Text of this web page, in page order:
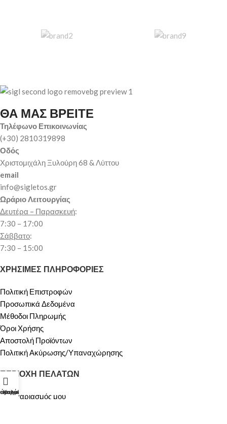
ΘΑ ΜΑΣ ΒΡΕΙΤΕ
Τηλέφωνο Επικοινωνίας
(+30) 2810319898
Οδός
Χριστομιχάλη Ξυλούρη 68 & Λύττου
email
info@sigletos.gr
Ωράριο Λειτουργίας
Δευτέρα – Παρασκευή:
7:30 – 17:00
Σάββατο:
7:30 – 15:00
ΧΡΗΣΙΜΕΣ ΠΛΗΡΟΦΟΡΙΕΣ
Πολιτική Επιστροφών
Προσωπικά Δεδομένα
Μέθοδοι Πληρωμής
Όροι Χρήσης
Αποστολή Προϊόντων
Πολιτική Ακύρωσης/Υπαναχώρησης
ΠΕΡΙΟΧΗ ΠΕΛΑΤΩΝ
Ο λογαριασμός μου
Καλάθι μου